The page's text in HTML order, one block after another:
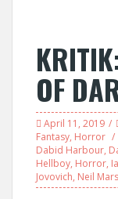
OF
April 11, 2019
Fantasy, Horror
Dabid Harbour,
Hellboy, Horror,
Jovovich, Neil